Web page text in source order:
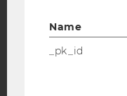
Name
_pk_id